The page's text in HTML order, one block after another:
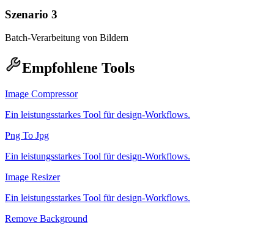
Szenario 3
Batch-Verarbeitung von Bildern
Empfohlene Tools
Image Compressor
Ein leistungsstarkes Tool für design-Workflows.
Png To Jpg
Ein leistungsstarkes Tool für design-Workflows.
Image Resizer
Ein leistungsstarkes Tool für design-Workflows.
Remove Background